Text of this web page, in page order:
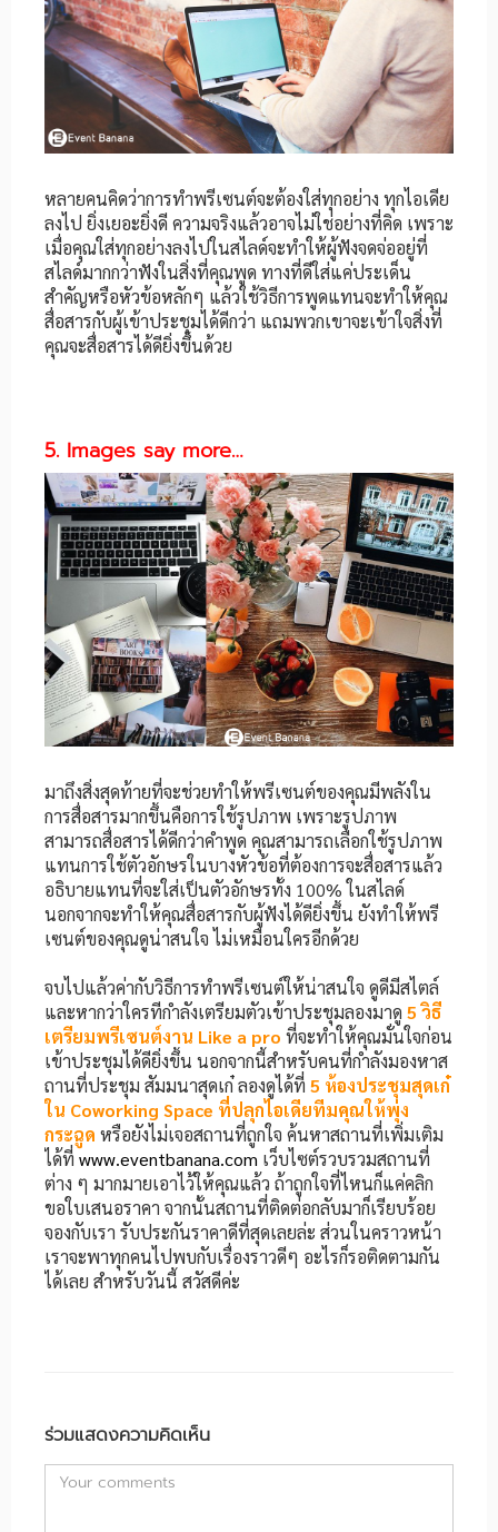
หลายคนคิดว่าการทำพรีเซนต์จะต้องใส่ทุกอย่าง ทุกไอเดีย
ลงไป ยิ่งเยอะยิ่งดี ความจริงแล้วอาจไม่ใช่อย่างที่คิด เพราะ
เมื่อคุณใส่ทุกอย่างลงไปในสไลด์จะทำให้ผู้ฟังจดจ่ออยู่ที่
สไลด์มากกว่าฟังในสิ่งที่คุณพูด ทางที่ดีใส่แค่ประเด็น
สำคัญหรือหัวข้อหลักๆ แล้วใช้วิธีการพูดแทนจะทำให้คุณ
สื่อสารกับผู้เข้าประชุมได้ดีกว่า แถมพวกเขาจะเข้าใจสิ่งที่
คุณจะสื่อสารได้ดียิ่งขึ้นด้วย
5. Images say more…
มาถึงสิ่งสุดท้ายที่จะช่วยทำให้พรีเซนต์ของคุณมีพลังใน
การสื่อสารมากขึ้นคือการใช้รูปภาพ เพราะรูปภาพ
สามารถสื่อสารได้ดีกว่าคำพูด คุณสามารถเลือกใช้รูปภาพ
แทนการใช้ตัวอักษรในบางหัวข้อที่ต้องการจะสื่อสารแล้ว
อธิบายแทนที่จะใส่เป็นตัวอักษรทั้ง 100% ในสไลด์
นอกจากจะทำให้คุณสื่อสารกับผู้ฟังได้ดียิ่งขึ้น ยังทำให้พรี
เซนต์ของคุณดูน่าสนใจ ไม่เหมือนใครอีกด้วย
จบไปแล้วค่ากับวิธีการทำพรีเซนต์ให้น่าสนใจ ดูดีมีสไตล์
และหากว่าใครทีกำลังเตรียมตัวเข้าประชุมลองมาดู 5 วิธี
เตรียมพรีเซนต์งาน Like a pro ที่จะทำให้คุณมั่นใจก่อน
เข้าประชุมได้ดียิ่งขึ้น นอกจากนี้สำหรับคนที่กำลังมองหาส
ถานที่ประชุม สัมมนาสุดเก๋ ลองดูได้ที่ 5 ห้องประชุมสุดเก๋
ใน Coworking Space ที่ปลุกไอเดียทีมคุณให้พุ่ง
กระฉูด หรือยังไม่เจอสถานที่ถูกใจ ค้นหาสถานที่เพิ่มเติม
ได้ที่ www.eventbanana.com เว็บไซต์รวบรวมสถานที่
ต่าง ๆ มากมายเอาไว้ให้คุณแล้ว ถ้าถูกใจที่ไหนก็แค่คลิก
ขอใบเสนอราคา จากนั้นสถานที่ติดต่อกลับมาก็เรียบร้อย
จองกับเรา รับประกันราคาดีที่สุดเลยล่ะ ส่วนในคราวหน้า
เราจะพาทุกคนไปพบกับเรื่องราวดีๆ อะไรก็รอติดตามกัน
ได้เลย สำหรับวันนี้ สวัสดีค่ะ
ร่วมแสดงความคิดเห็น